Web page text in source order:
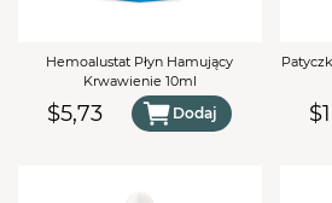
Hemoalustat Płyn Hamujący
Krwawienie 10ml
$5,73 Dodaj